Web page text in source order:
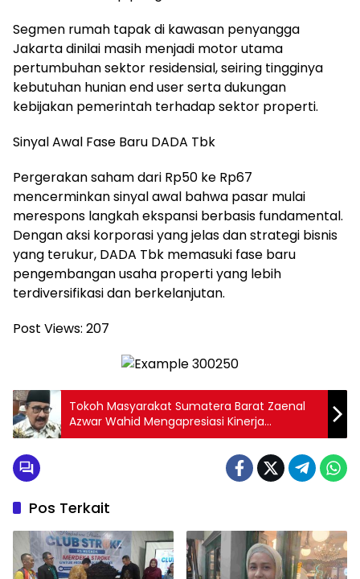
Segmen rumah tapak di kawasan penyangga
Jakarta dinilai masih menjadi motor utama
pertumbuhan sektor residensial, seiring tingginya
kebutuhan hunian end user serta dukungan
kebijakan pemerintah terhadap sektor properti.
Sinyal Awal Fase Baru DADA Tbk
Pergerakan saham dari Rp50 ke Rp67
mencerminkan sinyal awal bahwa pasar mulai
merespons langkah ekspansi berbasis fundamental.
Dengan aksi korporasi yang jelas dan strategi bisnis
yang terukur, DADA Tbk memasuki fase baru
pengembangan usaha properti yang lebih
terdiversifikasi dan berkelanjutan.
Post Views: 207
Tokoh Masyarakat Sumatera Barat Zaenal
Azwar Wahid Mengapresiasi Kinerja
Pemerintah Sumatera Barat dalam
Menangani Korban Banjir Bandang
Pos Terkait